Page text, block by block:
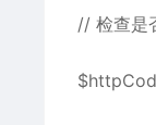
// 检查是